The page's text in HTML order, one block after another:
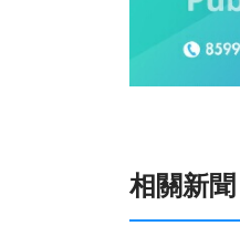
相關新聞